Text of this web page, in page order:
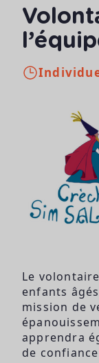
Le
enfants
mission de
apprendra
de